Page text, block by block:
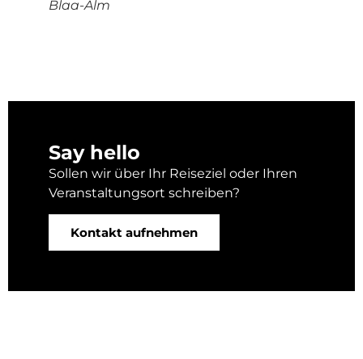
Blaa-Alm
Say hello
Sollen wir über Ihr Reiseziel oder Ihren
Veranstaltungsort schreiben?
Kontakt aufnehmen